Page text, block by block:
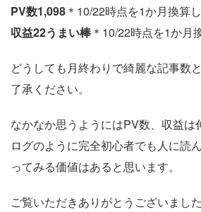
PV数1,098 ＊10/22時点を1か月換算
収益22うまい棒 ＊10/22時点を1か月
どうしても月終わりで綺麗な記事数
了承ください。
なかなか思うようにはPV数、収益は
ログのように完全初心者でも人に読
ってみる価値はあると思います。
ご覧いただきありがとうございました